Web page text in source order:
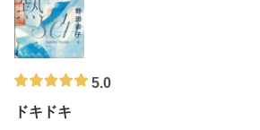
5.0
ドキドキ